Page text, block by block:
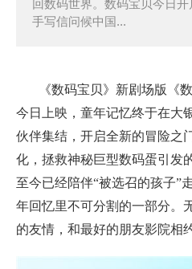
回数码世界。数码宝贝今日
手写信问候中国...
《数码宝贝》新剧场版《
今日上映，童年记忆终于在大
伙伴集结，开启全新的冒险之
化，拯救神秘巨型数码蛋引发
至今已经陪伴“被选召的孩子”
年回忆里不可分割的一部分。
的友情，和最好的朋友影院相